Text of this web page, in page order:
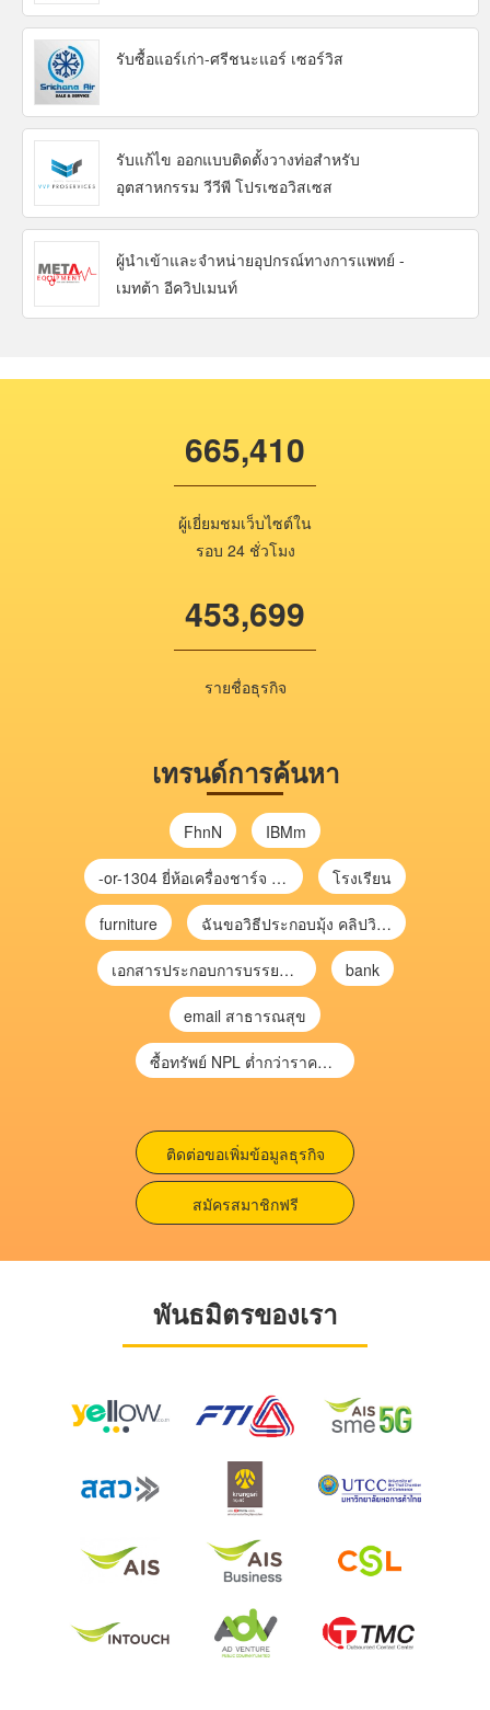
รับซื้อแอร์เก่า-ศรีชนะแอร์ เซอร์วิส
รับแก้ไข ออกแบบติดตั้งวางท่อสำหรับ
อุตสาหกรรม วีวีพี โปรเซอวิสเซส
ผู้นำเข้าและจำหน่ายอุปกรณ์ทางการแพทย์ -
เมทต้า อีควิปเมนท์
665,410
ผู้เยี่ยมชมเว็บไซต์ใน
รอบ 24 ชั่วโมง
453,699
รายชื่อธุรกิจ
เทรนด์การค้นหา
FhnN IBMm
-or-1304 ยี่ห้อเครื่องชาร์จ chargecore โรงเรียน
furniture ฉันขอวิธีประกอบมุ้ง คลิปวิดีโอ การประกอบมุ้ง
เอกสารประกอบการบรรยาย การประเมินความเสี่ยงเพื่อวางแผนการตรวจสอบ \ bank
email สาธารณสุข
ซื้อทรัพย์ NPL ต่ำกว่าราคาตลาด 30-70% แบบไม่ต้องไปประมูล”
ติดต่อขอเพิ่มข้อมูลธุรกิจ
สมัครสมาชิกฟรี
พันธมิตรของเรา